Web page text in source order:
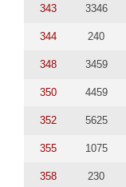
343 3346
344 240
348 3459
350 4459
352 5625
355 1075
358 230